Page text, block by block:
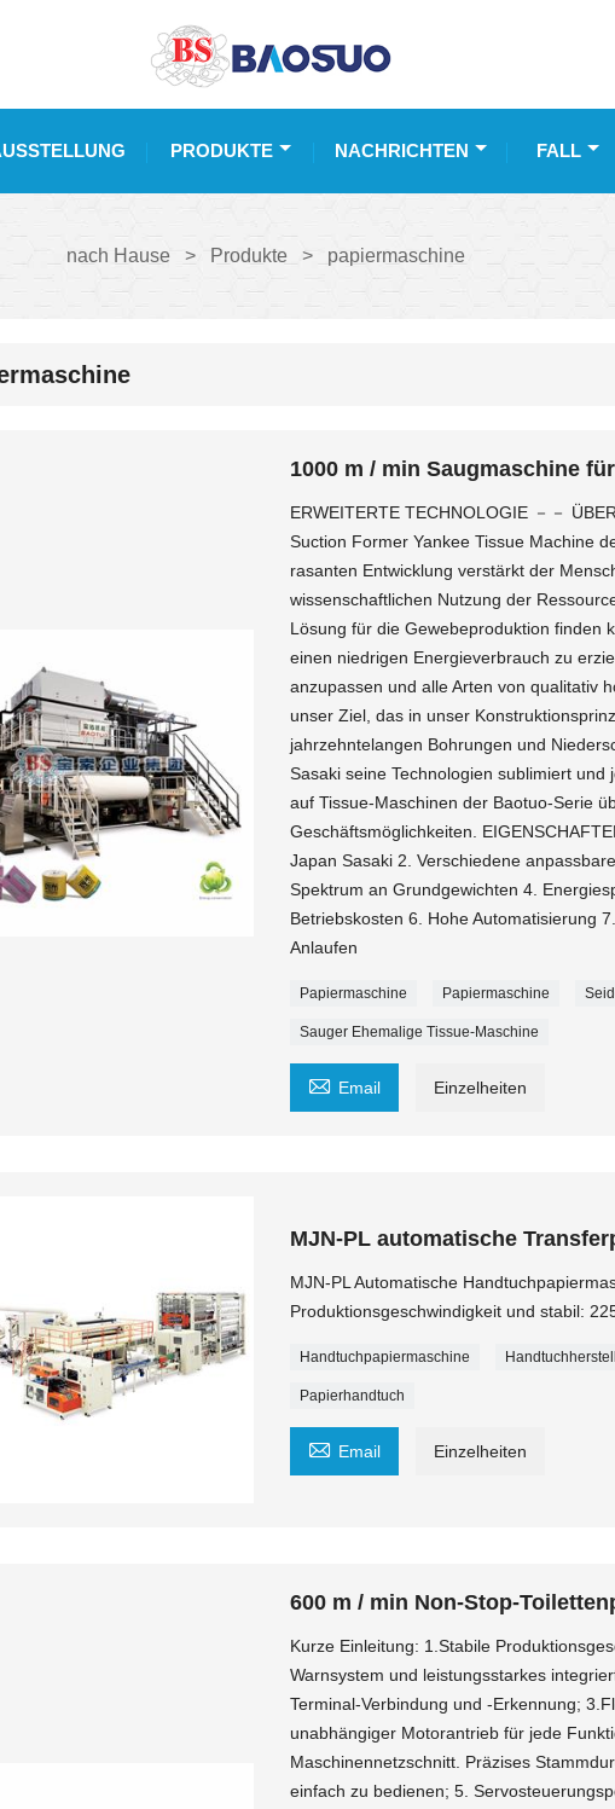
PRODUKTE NACHRICHTEN FALL
nach Hause > Produkte > papiermaschine
1000 m / min Saugmaschine
ERWEITERTE TECHNOLOGIE －－
Suction Former Yankee Tissue Machine
rasanten Entwicklung verstärkt der
wissenschaftlichen Nutzung der
Lösung für die Gewebeproduktion finden
einen niedrigen Energieverbrauch zu
anzupassen und alle Arten von qualitativ
unser Ziel, das in unser
jahrzehntelangen Bohrungen und
Sasaki seine Technologien sublimiert
auf Tissue-Maschinen der Baotuo-Serie
Geschäftsmöglichkeiten.
Japan Sasaki 2. Verschiedene
Spektrum an Grundgewichten 4.
Betriebskosten 6. Hohe Automatisierung
Anlaufen
Papiermaschine Papiermaschine
Sauger Ehemalige Tissue-Maschine
 Email Einzelheiten
MJN-PL automatische
MJN-PL Automatische
Produktionsgeschwindigkeit und stabil:
Handtuchpapiermaschine
Papierhandtuch
 Email Einzelheiten
600 m / min Non-Stop-
Kurze Einleitung: 1.Stabile
Warnsystem und leistungsstarkes
Terminal-Verbindung und -Erkennung;
unabhängiger Motorantrieb für jede
Maschinennetzschnitt. Präzises
einfach zu bedienen; 5.